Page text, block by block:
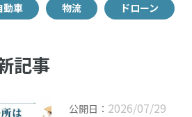
動車 物流 ドローン
記事
公開日： 2026/07/29